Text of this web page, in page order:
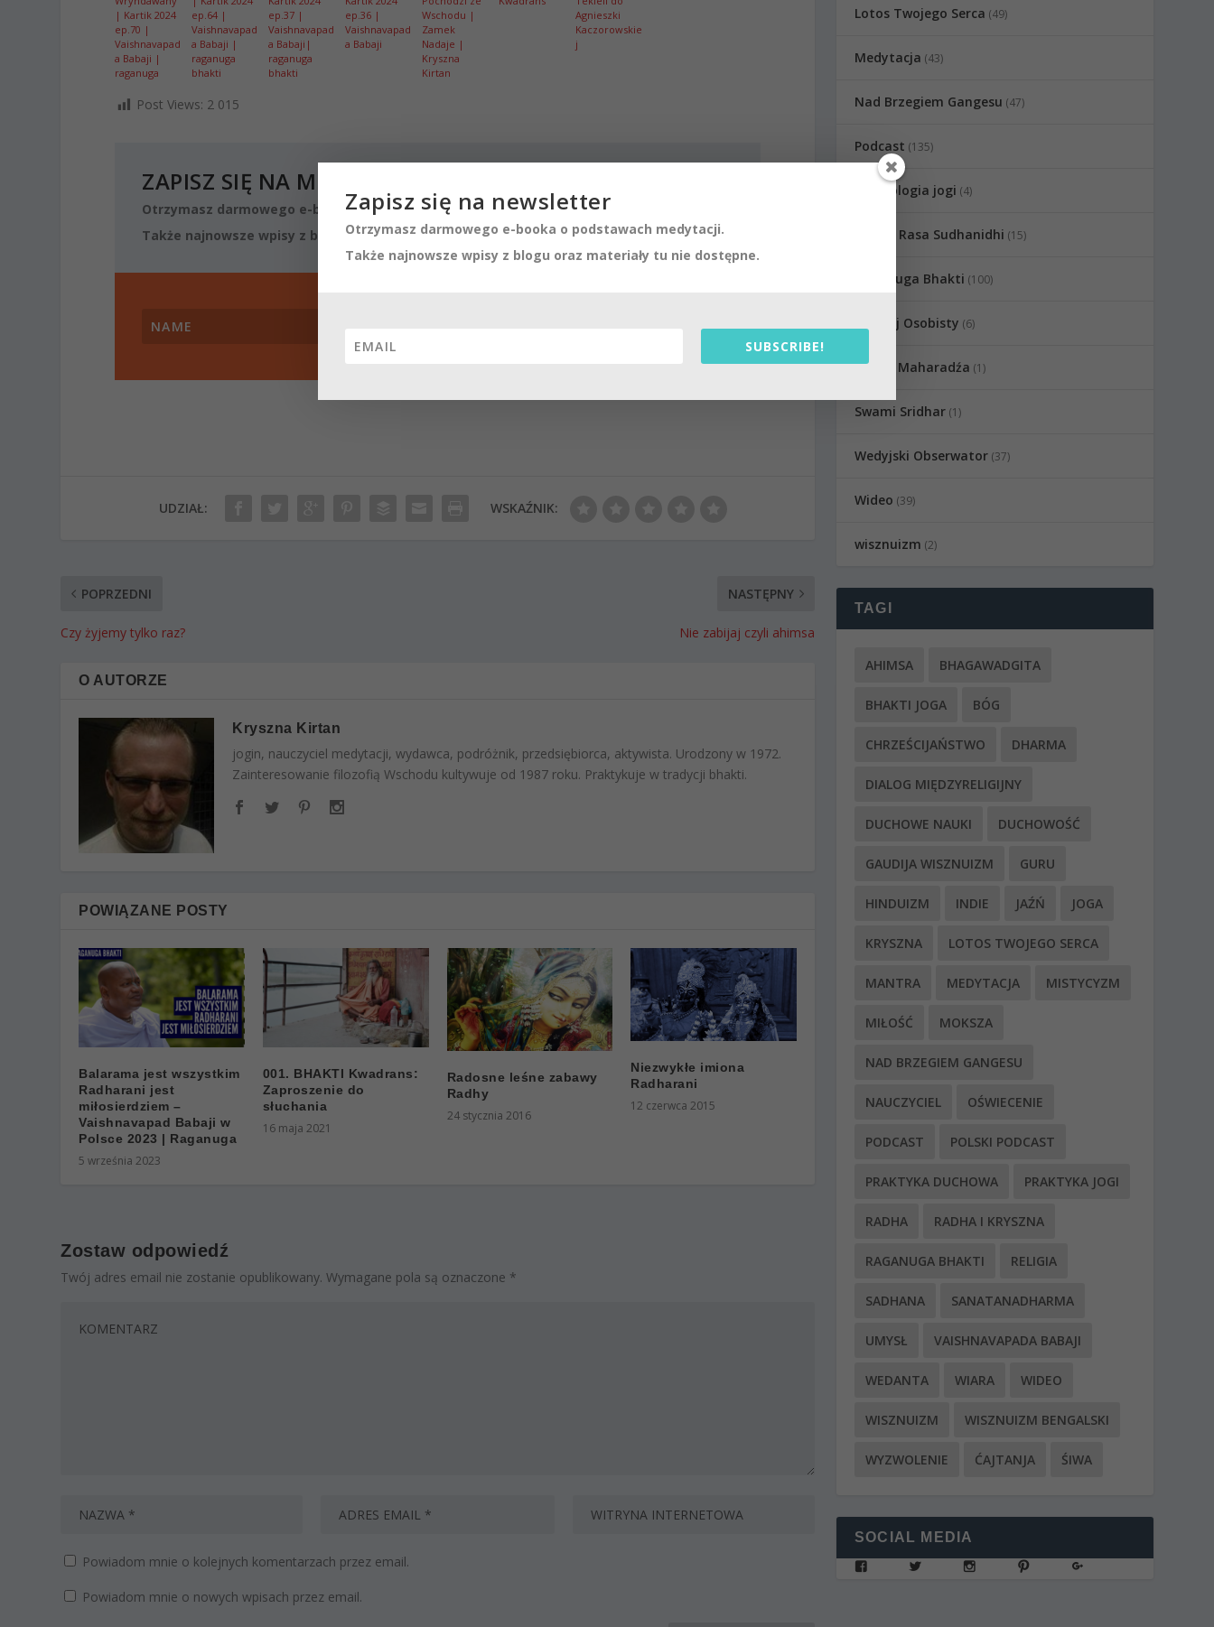
| Kartik 2024
ep.70 |
Vaishnavapad
a Babaji |
raganuga
ep.64 |
Vaishnavapad
a Babaji |
raganuga
bhakti
ep.37 |
Vaishnavapad
a Babaji|
raganuga
bhakti
ep.36 |
Vaishnavapad
a Babaji
Wschodu |
Zamek
Nadaje |
Kryszna
Kirtan
Agnieszki
Kaczorowskie
j
Post Views: 2 015
ZAPISZ SIĘ NA MÓJ NEWSLETTER
Otrzymasz darmowego e-booka o podstawach medytacji.
Także najnowsze wpisy z blogu oraz materiały tu nie dostępne.
UDZIAŁ: WSKAŹNIK:
POPRZEDNI
Czy żyjemy tylko raz?
NASTĘPNY
Nie zabijaj czyli ahimsa
O AUTORZE
Kryszna Kirtan
jogin, nauczyciel medytacji, wydawca, podróżnik, przedsiębiorca, aktywista. Urodzony w 1972.
Zainteresowanie filozofią Wschodu kultywuje od 1987 roku. Praktykuje w tradycji bhakti.
POWIĄZANE POSTY
Balarama jest wszystkim
Radharani jest
miłosierdziem –
Vaishnavapad Babaji w
Polsce 2023 | Raganuga
5 września 2023
001. BHAKTI Kwadrans:
Zaproszenie do
słuchania
16 maja 2021
Radosne leśne zabawy
Radhy
24 stycznia 2016
Niezwykłe imiona
Radharani
12 czerwca 2015
Zostaw odpowiedź
Twój adres email nie zostanie opublikowany. Wymagane pola są oznaczone *
Powiadom mnie o kolejnych komentarzach przez email.
Powiadom mnie o nowych wpisach przez email.
Lotos Twojego Serca (49)
Medytacja (43)
Nad Brzegiem Gangesu (47)
Podcast (135)
Psychologia jogi (4)
Radha Rasa Sudhanidhi (15)
Raganuga Bhakti (100)
Rozwój Osobisty (6)
Sadhu Maharadźa (1)
Swami Sridhar(1)
Wedyjski Obserwator(37)
Wideo (39)
wisznuizm (2)
TAGI
AHIMSA BHAGAWADGITA
BHAKTI JOGA BÓG
CHRZEŚCIJAŃSTWO DHARMA
DIALOG MIĘDZYRELIGIJNY
DUCHOWE NAUKI DUCHOWOŚĆ
GAUDIJA WISZNUIZM GURU
HINDUIZM INDIE JAŹŃ JOGA
KRYSZNA LOTOS TWOJEGO SERCA
MANTRA MEDYTACJA MISTYCYZM
MIŁOŚĆ MOKSZA
NAD BRZEGIEM GANGESU
NAUCZYCIEL OŚWIECENIE
PODCAST POLSKI PODCAST
PRAKTYKA DUCHOWA PRAKTYKA JOGI
RADHA RADHA I KRYSZNA
RAGANUGA BHAKTI RELIGIA
SADHANA SANATANADHARMA
UMYSŁ VAISHNAVAPADA BABAJI
WEDANTA WIARA WIDEO
WISZNUIZM WISZNUIZM BENGALSKI
WYZWOLENIE ĆAJTANJA ŚIWA
SOCIAL MEDIA
Zapisz się na newsletter
Otrzymasz darmowego e-booka o podstawach medytacji.
Także najnowsze wpisy z blogu oraz materiały tu nie dostępne.
SUBSCRIBE!